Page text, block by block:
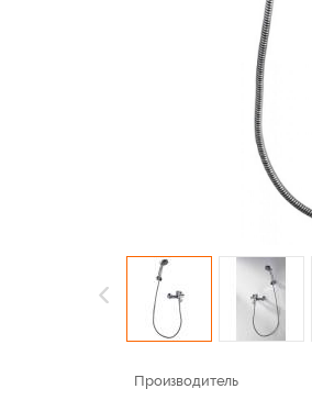
Производитель